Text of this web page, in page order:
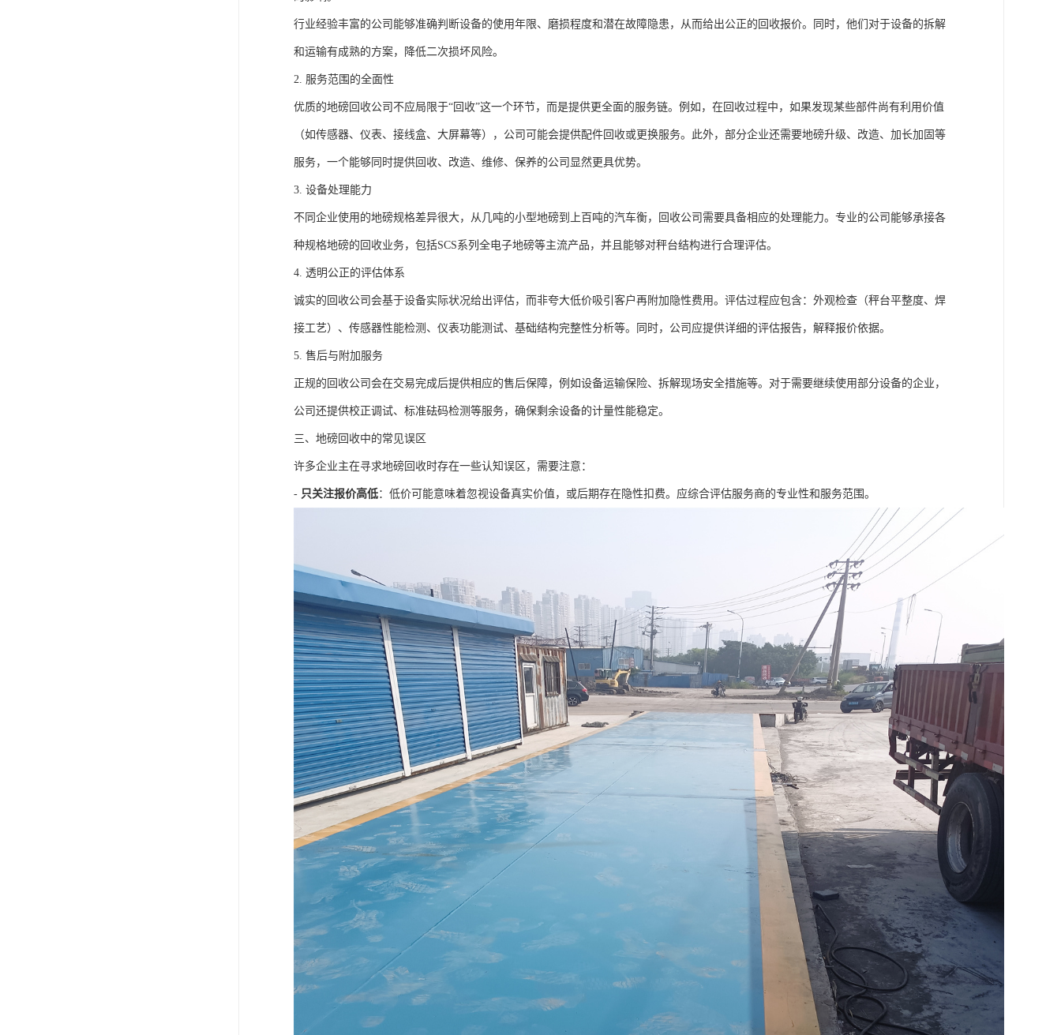
行业经验丰富的公司能够准确判断设备的使用年限、磨损程度和潜在故障隐患，从而给出公正的回收报价。同时，他们对于设备的拆解
和运输有成熟的方案，降低二次损坏风险。
2. 服务范围的全面性
优质的地磅回收公司不应局限于“回收”这一个环节，而是提供更全面的服务链。例如，在回收过程中，如果发现某些部件尚有利用价值
（如传感器、仪表、接线盒、大屏幕等），公司可能会提供配件回收或更换服务。此外，部分企业还需要地磅升级、改造、加长加固等
服务，一个能够同时提供回收、改造、维修、保养的公司显然更具优势。
3. 设备处理能力
不同企业使用的地磅规格差异很大，从几吨的小型地磅到上百吨的汽车衡，回收公司需要具备相应的处理能力。专业的公司能够承接各
种规格地磅的回收业务，包括SCS系列全电子地磅等主流产品，并且能够对秤台结构进行合理评估。
4. 透明公正的评估体系
诚实的回收公司会基于设备实际状况给出评估，而非夸大低价吸引客户再附加隐性费用。评估过程应包含：外观检查（秤台平整度、焊
接工艺）、传感器性能检测、仪表功能测试、基础结构完整性分析等。同时，公司应提供详细的评估报告，解释报价依据。
5. 售后与附加服务
正规的回收公司会在交易完成后提供相应的售后保障，例如设备运输保险、拆解现场安全措施等。对于需要继续使用部分设备的企业，
公司还提供校正调试、标准砝码检测等服务，确保剩余设备的计量性能稳定。
三、地磅回收中的常见误区
许多企业主在寻求地磅回收时存在一些认知误区，需要注意：
- 只关注报价高低：低价可能意味着忽视设备真实价值，或后期存在隐性扣费。应综合评估服务商的专业性和服务范围。